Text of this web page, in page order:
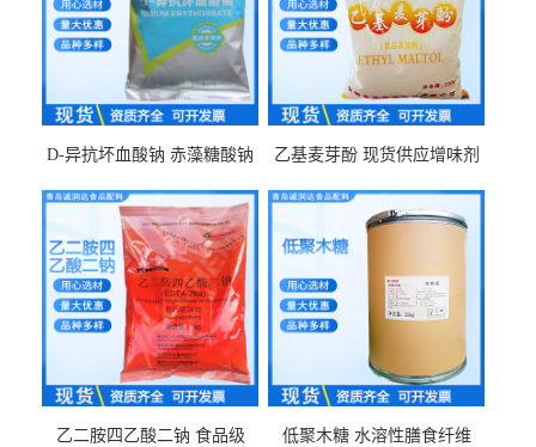
D-异抗坏血酸钠 赤藻糖酸钠
乙基麦芽酚 现货供应增味剂
乙二胺四乙酸二钠 食品级
低聚木糖 水溶性膳食纤维